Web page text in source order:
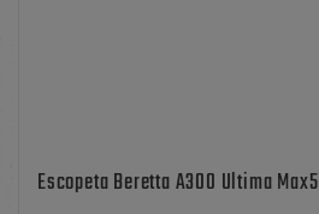
Escopeta Beretta A300 Ultima Max5